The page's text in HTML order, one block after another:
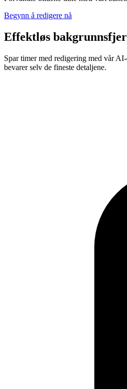
Begynn å redigere nå
Effektløs
Spar timer med redigering med vår
bevarer selv de fineste detaljene.